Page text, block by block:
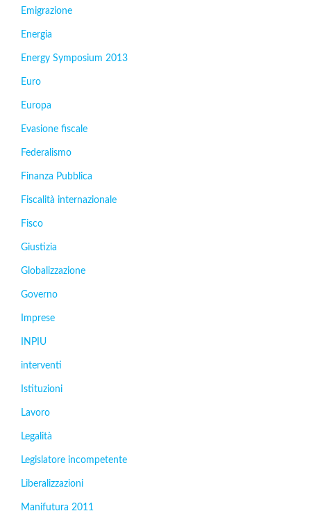
Emigrazione
Energia
Energy Symposium 2013
Euro
Europa
Evasione fiscale
Federalismo
Finanza Pubblica
Fiscalità internazionale
Fisco
Giustizia
Globalizzazione
Governo
Imprese
INPIU
interventi
Istituzioni
Lavoro
Legalità
Legislatore incompetente
Liberalizzazioni
Manifutura 2011